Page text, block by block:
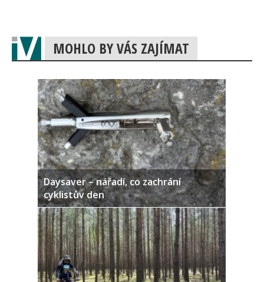
MOHLO BY VÁS ZAJÍMAT
Daysaver – nářadí, co zachrání
cyklistův den